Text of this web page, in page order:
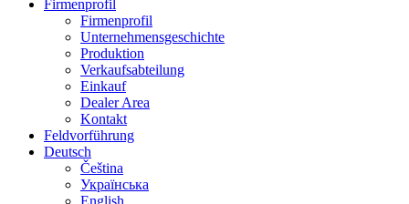
Firmenprofil
Firmenprofil
Unternehmensgeschichte
Produktion
Verkaufsabteilung
Einkauf
Dealer Area
Kontakt
Feldvorführung
Deutsch
Čeština
Українська
English